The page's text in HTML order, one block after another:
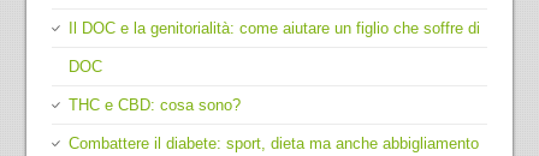
Il DOC e la genitorialità: come aiutare un figlio che soffre di
DOC
THC e CBD: cosa sono?
Combattere il diabete: sport, dieta ma anche abbigliamento